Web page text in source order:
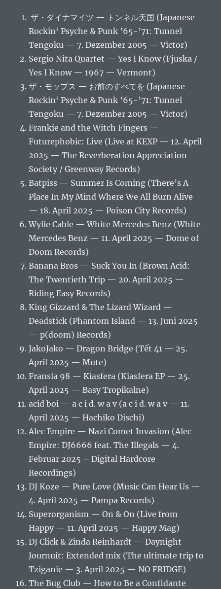
ザ・ダイナマイツ — トンネル天国 (Japanese
Rockin‘ Psyche & Punk ’65-’71: Tunnel
Tengoku — 7. Dezember 2005 — Victor)
Sergio Nita Quartet — Yes I Know (Fjuska /
Yes I Know — 1967 — Vermont)
ザ・モップス — お前のすべてを (Japanese
Rockin‘ Psyche & Punk ’65-’71: Tunnel
Tengoku — 7. Dezember 2005 — Victor)
Frankie and the Witch Fingers —
Futurephobic: Live (Live at KEXP — 12. April
2025 — The Reverberation Appreciation
Society / Greenway Records)
Batpiss — Summer Is Coming (There’s A
Place In My Mind Where We All Burn Alive
— 18. April 2025 — Poison City Records)
Wylie Cable — White Mercedes Benz (White
Mercedes Benz — 11. April 2025 — Dome of
Doom Records)
Banana Bros — Suck You In (Brown Acid:
The Twentieth Trip — 20. April 2025 —
Riding Easy Records)
King Gizzard & The Lizard Wizard —
Deadstick (Phantom Island — 13. Juni 2025
— p(doom) Records)
JakoJako — Dragon Bridge (Tết 41 — 25.
April 2025 — Mute)
Fransia 98 — Kiasfera (Kiasfera EP — 25.
April 2025 — Basy Tropikalne)
acid boi — a c i d. w a v (a c i d. w a v — 11.
April 2025 — Hachiko Dischi)
Alec Empire — Nazi Comet Invasion (Alec
Empire: DJ6666 feat. The Illegals — 4.
Februar 2025 – Digital Hardcore
Recordings)
DJ Koze — Pure Love (Music Can Hear Us —
4. April 2025 — Pampa Records)
Superorganism — On & On (Live from
Happy — 11. April 2025 — Happy Mag)
DJ Click & Zinda Reinhardt — Daynight
Journuit: Extended mix (The ultimate trip to
Tziganie — 3. April 2025 — NO FRIDGE)
The Bug Club — How to Be a Confidante